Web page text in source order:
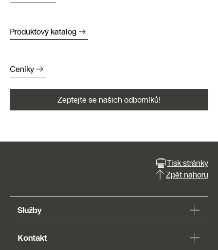
Produktový katalog
Ceníky
Zeptejte se našich odborníků!
Tisk stránky
Zpět nahoru
Služby
Kontakt